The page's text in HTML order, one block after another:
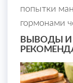
попытки
гормонами
ВЫВОДЫ И